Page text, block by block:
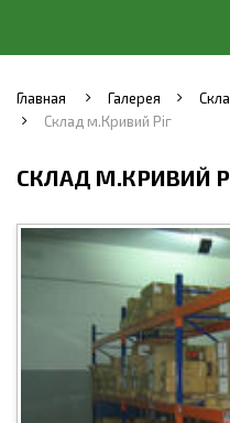
Главная Галерея
Склад м.Кривий Ріг
СКЛАД М.КРИВИЙ